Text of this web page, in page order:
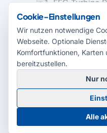
© 2026 Radio Potsdam.
Cookie-Einstellungen
Wir nutzen notwendige
Webseite. Optionale
Komfortfunktionen,
bereitzustellen.
Nur
Alle